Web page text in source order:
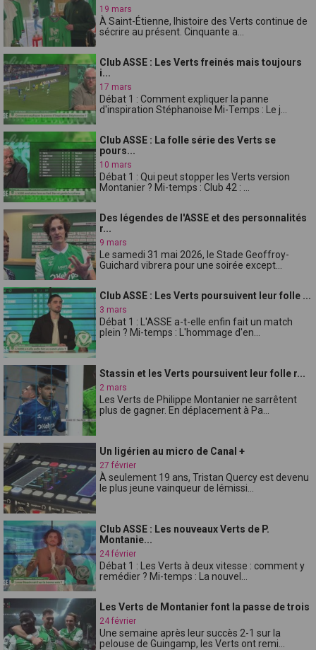
19 mars
À Saint-Étienne, lhistoire des Verts continue de
sécrire au présent. Cinquante a...
Club ASSE : Les Verts freinés mais toujours
i...
17 mars
Débat 1 : Comment expliquer la panne
d'inspiration Stéphanoise Mi-Temps : Le j...
Club ASSE : La folle série des Verts se
pours...
10 mars
Débat 1 : Qui peut stopper les Verts version
Montanier ? Mi-temps : Club 42 : ...
Des légendes de l'ASSE et des personnalités
r...
9 mars
Le samedi 31 mai 2026, le Stade Geoffroy-
Guichard vibrera pour une soirée except...
Club ASSE : Les Verts poursuivent leur folle ...
3 mars
Débat 1 : L'ASSE a-t-elle enfin fait un match
plein ? Mi-temps : L'hommage d'en...
Stassin et les Verts poursuivent leur folle r...
2 mars
Les Verts de Philippe Montanier ne sarrêtent
plus de gagner. En déplacement à Pa...
Un ligérien au micro de Canal +
27 février
À seulement 19 ans, Tristan Quercy est devenu
le plus jeune vainqueur de lémissi...
Club ASSE : Les nouveaux Verts de P.
Montanie...
24 février
Débat 1 : Les Verts à deux vitesse : comment y
remédier ? Mi-temps : La nouvel...
Les Verts de Montanier font la passe de trois
24 février
Une semaine après leur succès 2-1 sur la
pelouse de Guingamp, les Verts ont remi...